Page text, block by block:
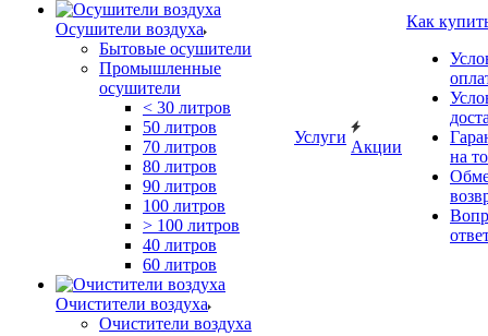
Осушители воздуха
Бытовые осушители
Промышленные
осушители
< 30 литров
50 литров
70 литров
80 литров
90 литров
100 литров
> 100 литров
40 литров
60 литров
Очистители воздуха
Очистители воздуха
Услуги
Акции
Как
на